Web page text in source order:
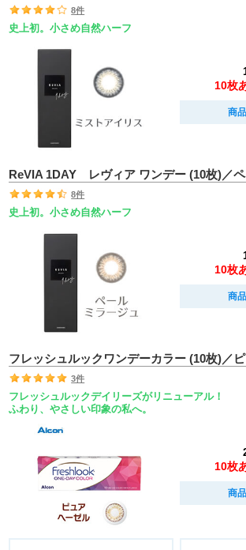
8件
史上初。小さめ自然ハーフ
10枚
商
ReVIA 1DAY レヴィア ワンデー (10枚)／
8件
史上初。小さめ自然ハーフ
10枚
商
フレッシュルックワンデーカラー (10枚)／
3件
フレッシュルックデイリーズがリニューアル！
ふわり、やさしい印象の私へ。
10枚
商